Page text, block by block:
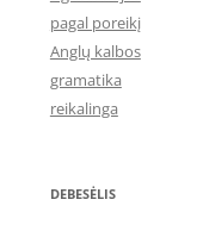
pagal poreikį
Anglų kalbos
gramatika
reikalinga
DEBESĖLIS